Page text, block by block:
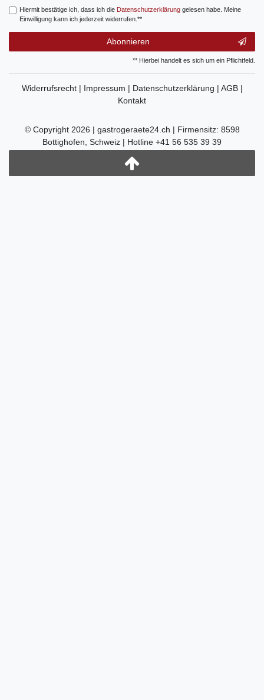
Hiermit bestätige ich, dass ich die Daten­schutz­erklärunggelesen habe. Meine
Einwilligung kann ich jederzeit widerrufen.**
Abonnieren
** Hierbei handelt es sich um ein Pflichtfeld.
Widerrufsrecht | Impressum | Datenschutzerklärung | AGB |
Kontakt
© Copyright 2026 | gastrogeraete24.ch | Firmensitz: 8598
Bottighofen, Schweiz | Hotline +41 56 535 39 39